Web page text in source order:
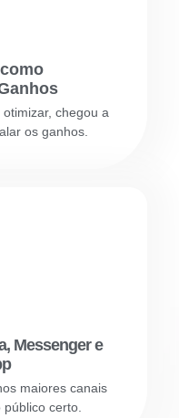
chegou a
os ganhos.
Messenger e
maiores canais
certo.